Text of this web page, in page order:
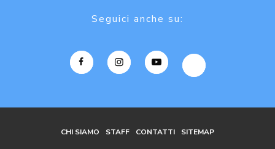
Seguici anche su:
CHI SIAMO STAFF CONTATTI SITEMAP